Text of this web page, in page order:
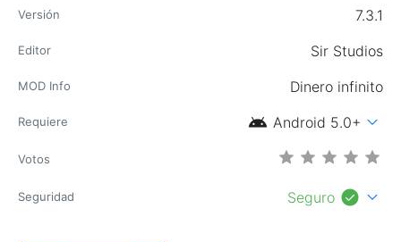
Versión 7.3.1
Editor Sir Studios
MOD Info Dinero infinito
Requiere android Android 5.0+ expand_more
Votos
Seguridad Seguro check_circle expand_more